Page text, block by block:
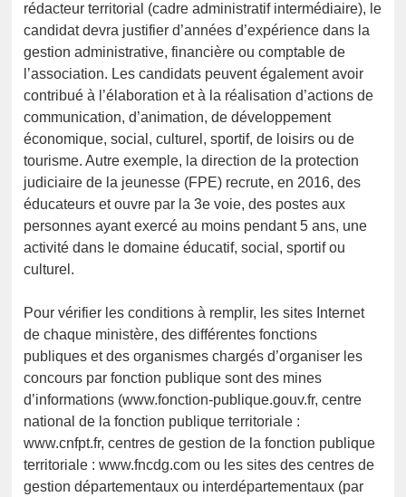
rédacteur territorial (cadre administratif intermédiaire), le
candidat devra justifier d’années d’expérience dans la
gestion administrative, financière ou comptable de
l’association. Les candidats peuvent également avoir
contribué à l’élaboration et à la réalisation d’actions de
communication, d’animation, de développement
économique, social, culturel, sportif, de loisirs ou de
tourisme. Autre exemple, la direction de la protection
judiciaire de la jeunesse (FPE) recrute, en 2016, des
éducateurs et ouvre par la 3e voie, des postes aux
personnes ayant exercé au moins pendant 5 ans, une
activité dans le domaine éducatif, social, sportif ou
culturel.
Pour vérifier les conditions à remplir, les sites Internet
de chaque ministère, des différentes fonctions
publiques et des organismes chargés d’organiser les
concours par fonction publique sont des mines
d’informations (www.fonction-publique.gouv.fr, centre
national de la fonction publique territoriale :
www.cnfpt.fr, centres de gestion de la fonction publique
territoriale : www.fncdg.com ou les sites des centres de
gestion départementaux ou interdépartementaux (par